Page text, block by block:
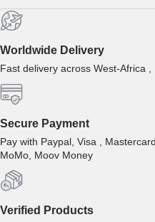
Worldwide Delivery
Fast delivery across West-Africa ,
Secure Payment
Pay with Paypal, Visa ,
MoMo, Moov Money
Verified Products